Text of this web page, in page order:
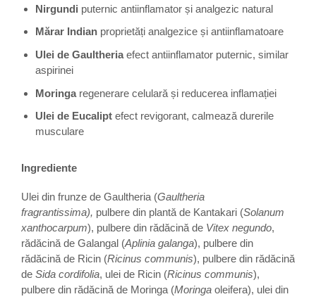
Nirgundi puternic antiinflamator și analgezic natural
Mărar Indian proprietăți analgezice și antiinflamatoare
Ulei de Gaultheriaefect antiinflamator puternic, similar
aspirinei
Moringa regenerare celulară și reducerea inflamației
Ulei de Eucalipt efect revigorant, calmează durerile
musculare
Ingrediente
Ulei din frunze de Gaultheria (Gaultheria
fragrantissima), pulbere din plantă de Kantakari (Solanum
xanthocarpum), pulbere din rădăcină de Vitex negundo,
rădăcină de Galangal (Aplinia galanga), pulbere din
rădăcină de Ricin (Ricinus communis), pulbere din rădăcină
de Sida cordifolia, ulei de Ricin (Ricinus communis),
pulbere din rădăcină de Moringa (Moringa oleifera), ulei din